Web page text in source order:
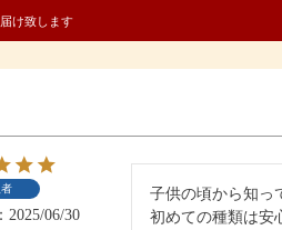
け致します
2025/06/30
子供の頃から知っ
初めての種類は安